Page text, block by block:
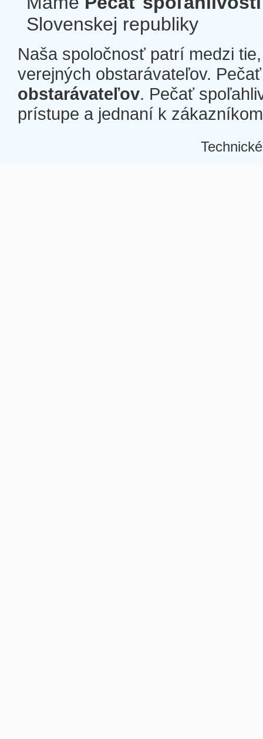
Slovenskej republiky
Naša spoločnosť patrí medzi
verejných obstarávateľov.
obstarávateľov. Pečať
prístupe a jednaní k